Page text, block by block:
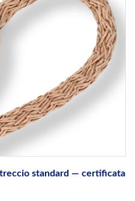
standard — certificata